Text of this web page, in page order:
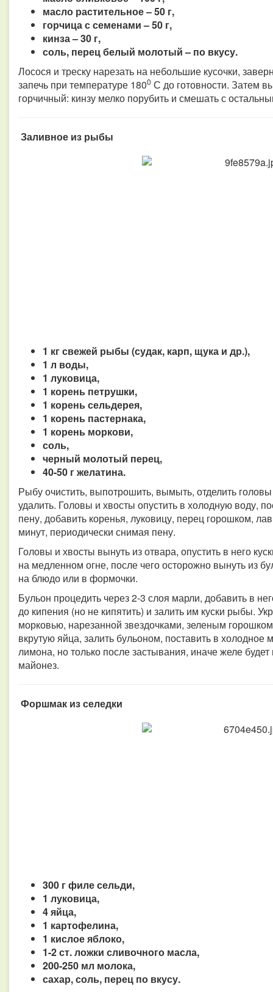
масло растительное – 50 г,
горчица с семенами – 50 г,
кинза – 30 г,
соль, перец белый молотый – по вкусу.
Лосося и треску нарезать на небольшие кусочки,
запечь при температуре 1800 С до готовности. Затем
горчичный: кинзу мелко порубить и смешать с
Заливное из рыбы
1 кг свежей рыбы (судак, карп, щука и др.),
1 л воды,
1 луковица,
1 корень петрушки,
1 корень сельдерея,
1 корень пастернака,
1 корень моркови,
соль,
черный молотый перец,
40-50 г желатина.
Рыбу очистить, выпотрошить, вымыть, отделить головы
удалить. Головы и хвосты опустить в холодную воду,
пену, добавить коренья, луковицу, перец горошком,
минут, периодически снимая пену.
Головы и хвосты вынуть из отвара, опустить в него
на медленном огне, после чего осторожно вынуть из
на блюдо или в формочки.
Бульон процедить через 2-3 слоя марли, добавить в
до кипения (но не кипятить) и залить им куски рыбы.
морковью, нарезанной звездочками, зеленым
вкрутую яйца, залить бульоном, поставить в
лимона, но только после застывания, иначе желе
майонез.
Форшмак из селедки
300 г филе сельди,
1 луковица,
4 яйца,
1 картофелина,
1 кислое яблоко,
1-2 ст. ложки сливочного масла,
200-250 мл молока,
сахар, соль, перец по вкусу.